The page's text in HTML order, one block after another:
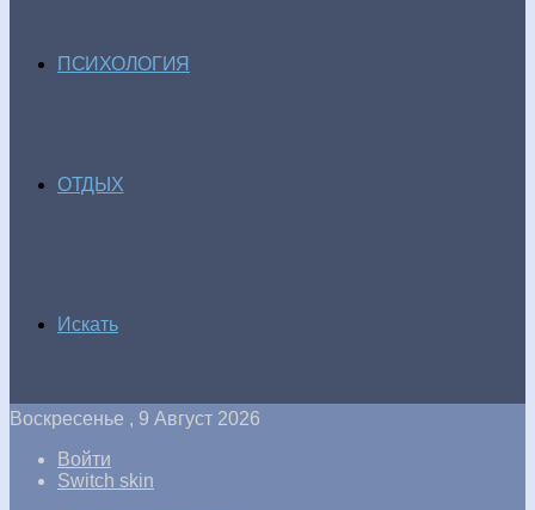
ПСИХОЛОГИЯ
ОТДЫХ
Искать
Воскресенье , 9 Август 2026
Войти
Switch skin